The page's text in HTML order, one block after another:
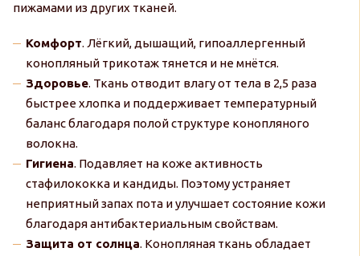
пижамами из других тканей.
Комфорт. Лёгкий, дышащий, гипоаллергенный
конопляный трикотаж тянется и не мнётся.
Здоровье. Ткань отводит влагу от тела в 2,5 раза
быстрее хлопка и поддерживает температурный
баланс благодаря полой структуре конопляного
волокна.
Гигиена. Подавляет на коже активность
стафилококка и кандиды. Поэтому устраняет
неприятный запах пота и улучшает состояние кожи
благодаря антибактериальным свойствам.
Защита от солнца. Конопляная ткань обладает